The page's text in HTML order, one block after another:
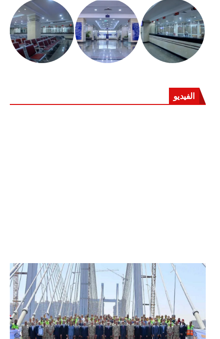
الفيديو
الرئيس عبد الفتاح السيسي يفتتح محور روض الفرج
وكوبري تحيا مصر